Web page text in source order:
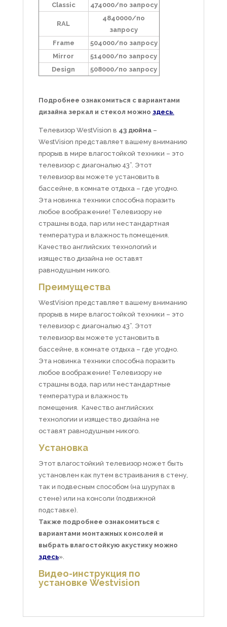
Classic
474000/по запросу
RAL
4840000/по
запросу
Frame
504000/по запросу
Mirror
514000/по запросу
Design
508000/по запросу
Подробнее ознакомиться с вариантами
дизайна зеркал и стекол можно здесь.
Телевизор WestVision в 43 дюйма–
WestVision представляет вашему вниманию
прорыв в мире влагостойкой техники – это
телевизор с диагональю 43”. Этот
телевизор вы можете установить в
бассейне, в комнате отдыха – где угодно.
Эта новинка техники способна поразить
любое воображение! Телевизору не
страшны вода, пар или нестандартная
температура и влажность помещения.
Качество английских технологий и
изящество дизайна не оставят
равнодушным никого.
Преимущества
WestVision представляет вашему вниманию
прорыв в мире влагостойкой техники – это
телевизор с диагональю 43”. Этот
телевизор вы можете установить в
бассейне, в комнате отдыха – где угодно.
Эта новинка техники способна поразить
любое воображение! Телевизору не
страшны вода, пар или нестандартные
температура и влажность
помещения. Качество английских
технологии и изящество дизайна не
оставят равнодушным никого.
Установка
Этот влагостойкий телевизор может быть
установлен как путем встраивания в стену,
так и подвесным способом (на шурупах в
стене) или на консоли (подвижной
подставке).
Также подробнее ознакомиться с
вариантами монтажных консолей и
выбрать влагостойкую акустику можно
здесь».
Видео-инструкция по
установке Westvision